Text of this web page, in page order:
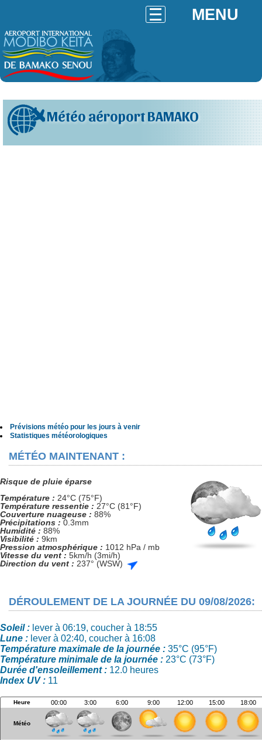
MENU
Météo aéroport BAMAKO
Prévisions météo pour les jours à venir
Statistiques météorologiques
MÉTÉO MAINTENANT :
Risque de pluie éparse
Température : 24°C (75°F)
Température ressentie : 27°C (81°F)
Couverture nuageuse : 88%
Précipitations : 0.3mm
Humidité : 88%
Visibilité : 9km
Pression atmosphérique : 1012 hPa / mb
Vitesse du vent : 5km/h (3mi/h)
Direction du vent : 237° (WSW)
DÉROULEMENT DE LA JOURNÉE DU 09/08/2026:
Soleil : lever à 06:19, coucher à 18:55
Lune : lever à 02:40, coucher à 16:08
Température maximale de la journée : 35°C (95°F)
Température minimale de la journée : 23°C (73°F)
Durée d'ensoleillement : 12.0 heures
Index UV : 11
Heure 00:00 3:00 6:00 9:00 12:00 15:00 18:00
Météo